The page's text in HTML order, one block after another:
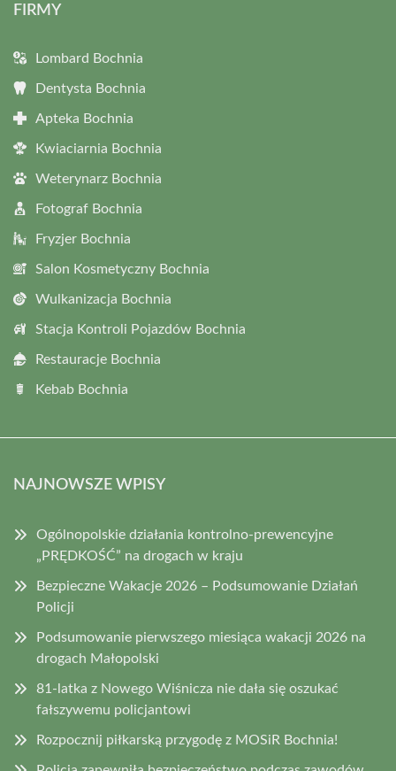
FIRMY
Lombard Bochnia
Dentysta Bochnia
Apteka Bochnia
Kwiaciarnia Bochnia
Weterynarz Bochnia
Fotograf Bochnia
Fryzjer Bochnia
Salon Kosmetyczny Bochnia
Wulkanizacja Bochnia
Stacja Kontroli Pojazdów Bochnia
Restauracje Bochnia
Kebab Bochnia
NAJNOWSZE WPISY
Ogólnopolskie działania kontrolno-prewencyjne
„PRĘDKOŚĆ” na drogach w kraju
Bezpieczne Wakacje 2026 – Podsumowanie Działań
Policji
Podsumowanie pierwszego miesiąca wakacji 2026 na
drogach Małopolski
81-latka z Nowego Wiśnicza nie dała się oszukać
fałszywemu policjantowi
Rozpocznij piłkarską przygodę z MOSiR Bochnia!